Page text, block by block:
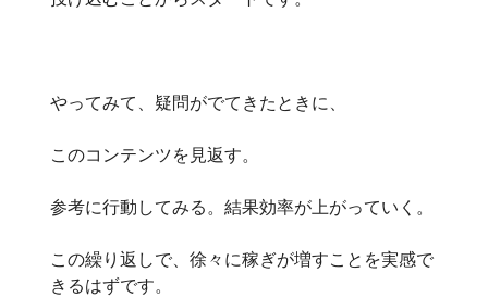
やってみて、疑問がでてきたときに、
このコンテンツを見返す。
参考に行動してみる。結果効率が上がっていく。
この繰り返しで、徐々に稼ぎが増すことを実感で
きるはずです。